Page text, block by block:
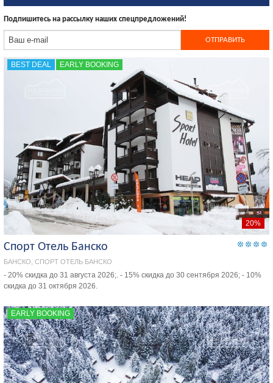
Подпишитесь на рассылку наших спецпредложений!
BEST DEAL EARLY BOOKING
20%
Спорт Отель Банско
БАНСКО, СПОРТ ОТЕЛЬ БАНСКО
- 20% скидка до 31 августа 2026;. - 15% скидка до 30 сентября 2026; - 10%
скидка до 31 октября 2026.
EARLY BOOKING